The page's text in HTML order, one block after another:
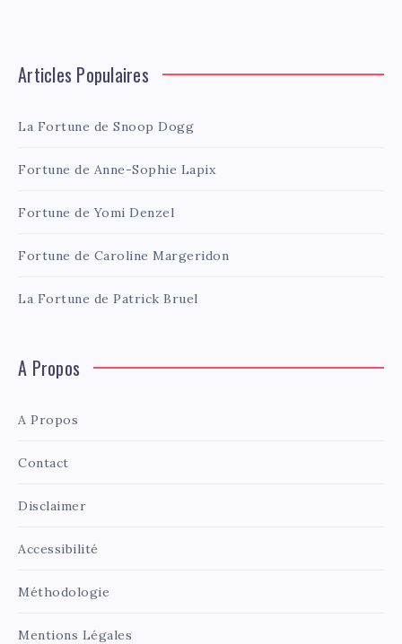
Articles Populaires
La Fortune de Snoop Dogg
Fortune de Anne-Sophie Lapix
Fortune de Yomi Denzel
Fortune de Caroline Margeridon
La Fortune de Patrick Bruel
A Propos
A Propos
Contact
Disclaimer
Accessibilité
Méthodologie
Mentions Légales